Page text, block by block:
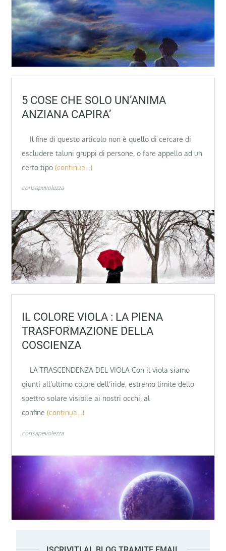
5 COSE CHE SOLO UN’ANIMA
ANZIANA CAPIRA’
Il fine di questo articolo non è quello di cercare di
escludere taluni gruppi di persone, o fare appello ad un
certo tipo (continua…)
consapevolezza
IL COLORE VIOLA : LA PIENA
TRASFORMAZIONE DELLA
COSCIENZA
LA TRASCENDENZA DEL VIOLA Con il viola siamo
giunti all’ultimo colore dell’iride, estremo limite dello
spettro solare visibile ai nostri occhi, al
confine (continua…)
consapevolezza